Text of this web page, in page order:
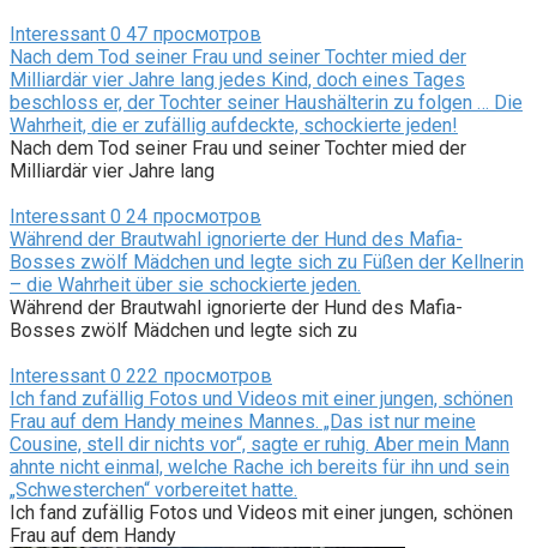
Interessant 0 47 просмотров
Nach dem Tod seiner Frau und seiner Tochter mied der
Milliardär vier Jahre lang jedes Kind, doch eines Tages
beschloss er, der Tochter seiner Haushälterin zu folgen … Die
Wahrheit, die er zufällig aufdeckte, schockierte jeden!
Nach dem Tod seiner Frau und seiner Tochter mied der
Milliardär vier Jahre lang
Interessant 0 24 просмотров
Während der Brautwahl ignorierte der Hund des Mafia-
Bosses zwölf Mädchen und legte sich zu Füßen der Kellnerin
– die Wahrheit über sie schockierte jeden.
Während der Brautwahl ignorierte der Hund des Mafia-
Bosses zwölf Mädchen und legte sich zu
Interessant 0 222 просмотров
Ich fand zufällig Fotos und Videos mit einer jungen, schönen
Frau auf dem Handy meines Mannes. „Das ist nur meine
Cousine, stell dir nichts vor“, sagte er ruhig. Aber mein Mann
ahnte nicht einmal, welche Rache ich bereits für ihn und sein
„Schwesterchen“ vorbereitet hatte.
Ich fand zufällig Fotos und Videos mit einer jungen, schönen
Frau auf dem Handy